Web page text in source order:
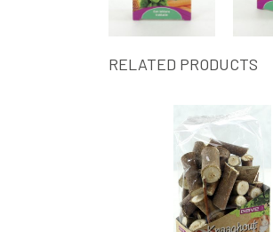
RELATED PRODUCTS